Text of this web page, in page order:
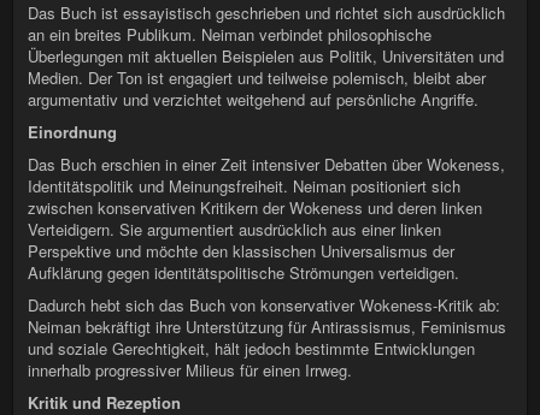
Das Buch ist essayistisch geschrieben und richtet sich ausdrücklich
an ein breites Publikum. Neiman verbindet philosophische
Überlegungen mit aktuellen Beispielen aus Politik, Universitäten und
Medien. Der Ton ist engagiert und teilweise polemisch, bleibt aber
argumentativ und verzichtet weitgehend auf persönliche Angriffe.
Einordnung
Das Buch erschien in einer Zeit intensiver Debatten über Wokeness,
Identitätspolitik und Meinungsfreiheit. Neiman positioniert sich
zwischen konservativen Kritikern der Wokeness und deren linken
Verteidigern. Sie argumentiert ausdrücklich aus einer linken
Perspektive und möchte den klassischen Universalismus der
Aufklärung gegen identitätspolitische Strömungen verteidigen.
Dadurch hebt sich das Buch von konservativer Wokeness-Kritik ab:
Neiman bekräftigt ihre Unterstützung für Antirassismus, Feminismus
und soziale Gerechtigkeit, hält jedoch bestimmte Entwicklungen
innerhalb progressiver Milieus für einen Irrweg.
Kritik und Rezeption